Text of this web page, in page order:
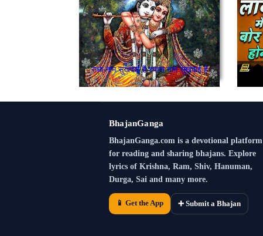
राधा नाम सुखदाई है,श्यामा नाम सुखदाई है
BhajanGanga
BhajanGanga.com is a devotional platform
for reading and sharing bhajans. Explore
lyrics of Krishna, Ram, Shiv, Hanuman,
Durga, Sai and many more.
📱 Get the App ➕ Submit a Bhajan